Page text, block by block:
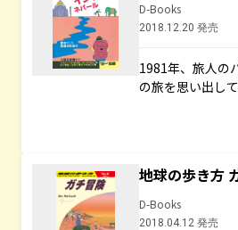
D-Books
2018.12.20 発売
1981年、旅人の
の旅を思い出し
地球の歩き方
D-Books
2018.04.12 発売